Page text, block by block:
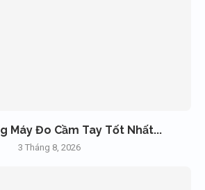
Máy Đo Cầm Tay Tốt Nhất...
3 Tháng 8, 2026